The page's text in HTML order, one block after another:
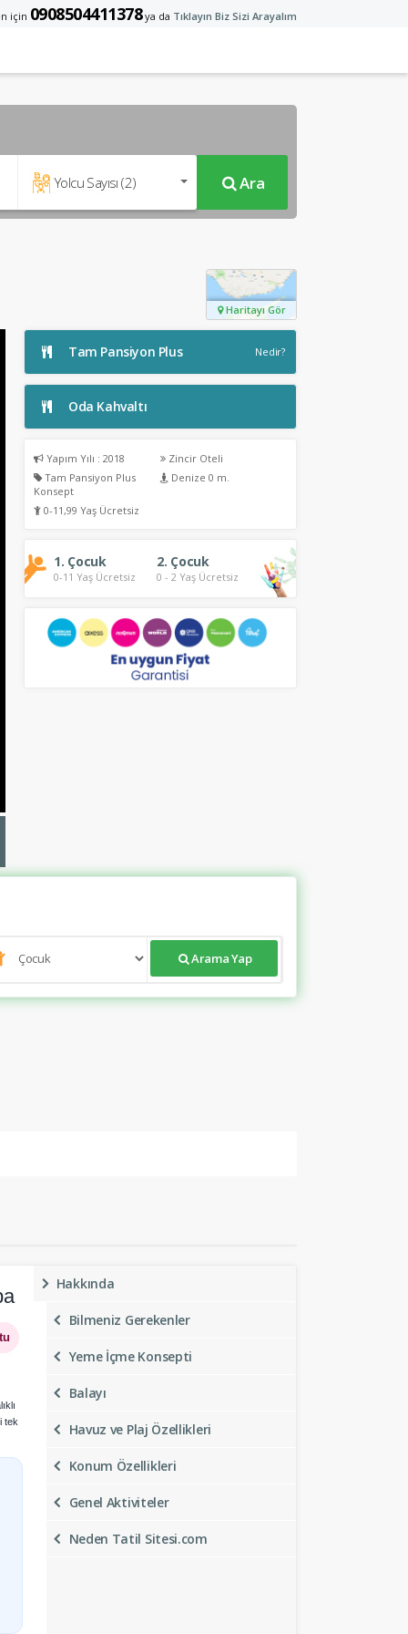
için 0908504411378ya da Tıklayın Biz Sizi Arayalım
Yolcu Sayısı (2) Ara
Haritayı Gör
Tam Pansiyon Plus Nedir?
Oda Kahvaltı
Yapım Yılı : 2018
Zincir Oteli
Tam Pansiyon Plus
Konsept
Denize 0 m.
0-11,99 Yaş Ücretsiz
1. Çocuk
0-11 Yaş Ücretsiz
2. Çocuk
0 - 2 Yaş Ücretsiz
Arama Yap
Hakkında
Bilmeniz Gerekenler
Yeme İçme Konsepti
Balayı
Havuz ve Plaj Özellikleri
Konum Özellikleri
Genel Aktiviteler
Neden Tatil Sitesi.com
tek